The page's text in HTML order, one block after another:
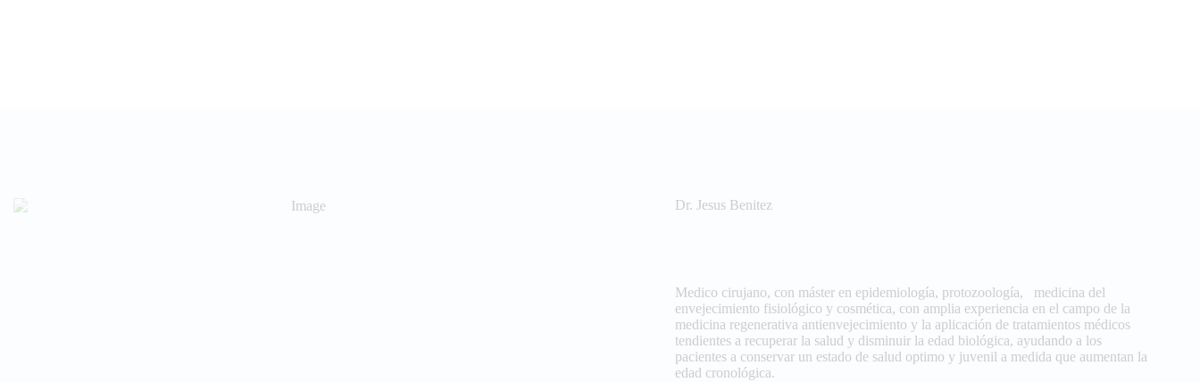
Dr. Jesus Benitez
Medico cirujano, con máster en epidemiología, protozoología, medicina del
envejecimiento fisiológico y cosmética, con amplia experiencia en el campo de la
medicina regenerativa antienvejecimiento y la aplicación de tratamientos médicos
tendientes a recuperar la salud y disminuir la edad biológica, ayudando a los
pacientes a conservar un estado de salud optimo y juvenil a medida que aumentan la
edad cronológica.